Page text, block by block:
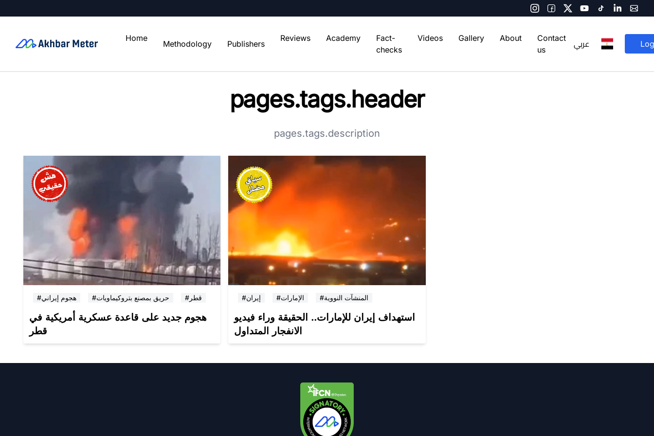
Home
Methodology Publishers
Reviews Academy
Fact-
checks
Videos Gallery About
Contact
us
عربي
pages.tags.header
pages.tags.description
#هجوم إيراني #حريق بمصنع بتروكيماويات #قطر
هجوم جديد على قاعدة عسكرية أمريكية في
قطر
#إيران #الإمارات #المنشآت النووية
استهداف إيران للإمارات.. الحقيقة وراء فيديو
الانفجار المتداول